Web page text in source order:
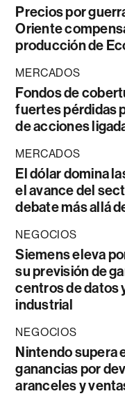
Precios por
Oriente
producción de
MERCADOS
Fondos de
fuertes pérdidas
de acciones
MERCADOS
El dólar domina
el avance del
debate más allá
NEGOCIOS
Siemens eleva
su previsión de
centros de datos
industrial
NEGOCIOS
Nintendo supera
ganancias por
aranceles y